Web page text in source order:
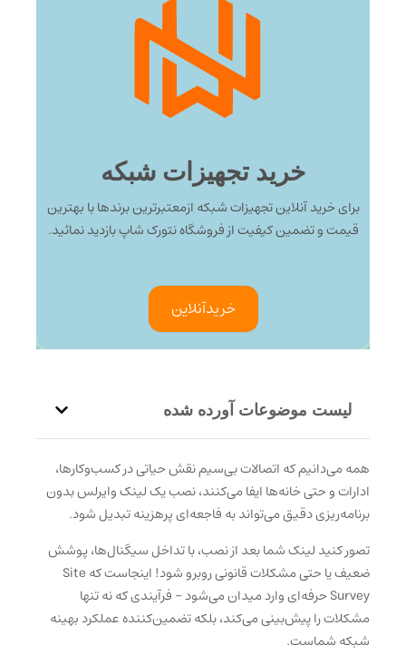
خرید تجهیزات شبکه
برای خرید آنلاین تجهیزات شبکه ازمعتبرترین برندها با بهترین
قیمت و تضمین کیفیت از فروشگاه نتورک شاپ بازدید نمائید.
خرید‌آنلاین
لیست موضوعات آورده شده
همه می‌دانیم که اتصالات بی‌سیم نقش حیاتی در کسب‌وکارها،
ادارات و حتی خانه‌ها ایفا می‌کنند، نصب یک لینک وایرلس بدون
برنامه‌ریزی دقیق می‌تواند به فاجعه‌ای پرهزینه تبدیل شود.
تصور کنید لینک شما بعد از نصب، با تداخل سیگنال‌ها، پوشش
ضعیف یا حتی مشکلات قانونی روبرو شود! اینجاست که Site
Survey حرفه‌ای وارد میدان می‌شود – فرآیندی که نه تنها
مشکلات را پیش‌بینی می‌کند، بلکه تضمین‌کننده عملکرد بهینه
شبکه شماست.